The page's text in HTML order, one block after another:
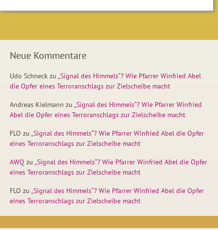
Neue Kommentare
Udo Schneck zu „Signal des Himmels“? Wie Pfarrer Winfried Abel
die Opfer eines Terroranschlags zur Zielscheibe macht
Andreas Kielmann zu „Signal des Himmels“? Wie Pfarrer Winfried
Abel die Opfer eines Terroranschlags zur Zielscheibe macht
FLO zu „Signal des Himmels“? Wie Pfarrer Winfried Abel die Opfer
eines Terroranschlags zur Zielscheibe macht
AWQ zu „Signal des Himmels“? Wie Pfarrer Winfried Abel die Opfer
eines Terroranschlags zur Zielscheibe macht
FLO zu „Signal des Himmels“? Wie Pfarrer Winfried Abel die Opfer
eines Terroranschlags zur Zielscheibe macht